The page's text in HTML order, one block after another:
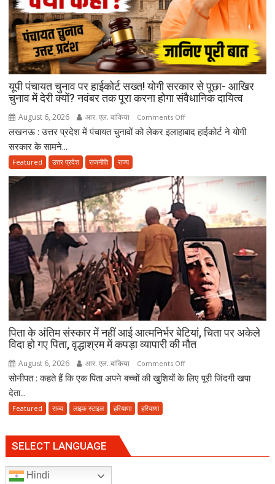
याद
कर
भावुक
हुईं
मायावती,
बेटे
को
राजनीति
में
आगे
ऐलान
यूपी पंचायत चुनाव पर हाईकोर्ट सख्त! योगी सरकार से पूछा- आखिर
चुनाव में देरी क्यों? नवंबर तक पूरा करना होगा संवैधानिक दायित्व
August 6, 2026 आर. एल. बांकिया Comments Offon
यूपी
हाईकोर्ट
योगी
से
पूछा-
आखिर
चुनाव
में
देरी
क्यों?
नवंबर
तक
पूरा
करना
लखनऊ : उत्तर प्रदेश में पंचायत चुनावों को लेकर इलाहाबाद हाईकोर्ट ने योगी
सरकार के सामने...
Featured उत्तर प्रदेश राजनीति राज्य
पिता के अंतिम संस्कार में नहीं आई आत्मनिर्भर बेटियां, चिता पर अकेले
विदा हो गए पिता, वृद्धाश्रम में कपड़ा व्यापारी की मौत
August 6, 2026 आर. एल. बांकिया Comments Offon
पिता
आई
सोनीपत : कहते हैं कि एक पिता अपने बच्चों की खुशियों के लिए पूरी जिंदगी खपा
देता...
Featured राज्य लाइफ स्टाइल हरियाणा हरियाणा
SELECT LANGUAGE
Hindi